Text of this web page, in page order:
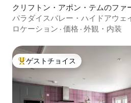
クリフトン・アポン・テムのファ
パラダイスバレー・ハイドアウェ
ズ・パーチ
ロケーション · 価格 · 外観・内装
大好評のゲストチョイスです。
ゲストチョイス